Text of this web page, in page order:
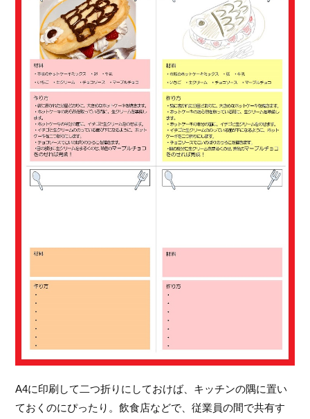
A4に印刷して二つ折りにしておけば、キッチンの隅に置い
ておくのにぴったり。飲食店などで、従業員の間で共有す